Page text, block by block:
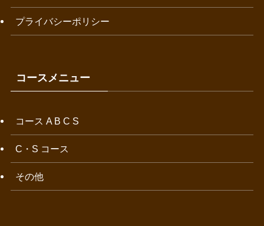
プライバシーポリシー
コースメニュー
コース A B C S
C・S コース
その他